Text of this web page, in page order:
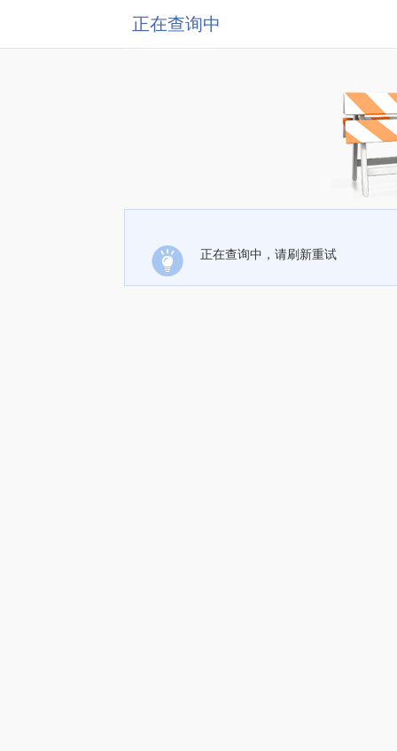
正在查询中
正在查询中，请刷新重试